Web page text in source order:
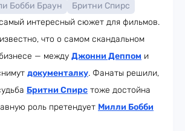
Бобби Браун
Бритни Спирс
интересный сюжет для фильмов.
что о самом скандальном
— между Джонни Деппом и
документалку. Фанаты решили,
Бритни Спирс тоже достойна
роль претендует Милли Бобби